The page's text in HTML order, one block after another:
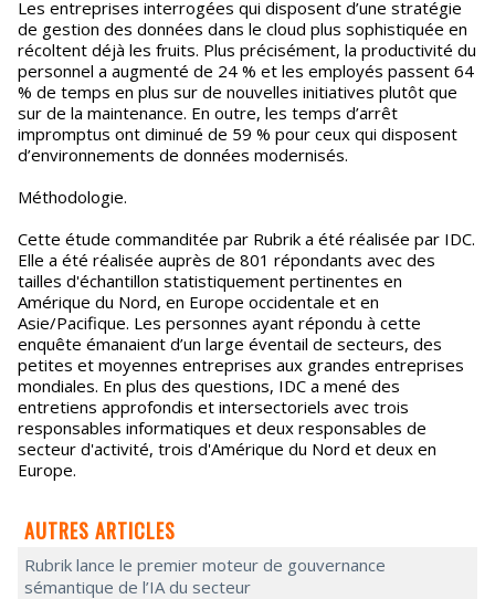
Les entreprises interrogées qui disposent d’une stratégie
de gestion des données dans le cloud plus sophistiquée en
récoltent déjà les fruits. Plus précisément, la productivité du
personnel a augmenté de 24 % et les employés passent 64
% de temps en plus sur de nouvelles initiatives plutôt que
sur de la maintenance. En outre, les temps d’arrêt
impromptus ont diminué de 59 % pour ceux qui disposent
d’environnements de données modernisés.
Méthodologie.
Cette étude commanditée par Rubrik a été réalisée par IDC.
Elle a été réalisée auprès de 801 répondants avec des
tailles d'échantillon statistiquement pertinentes en
Amérique du Nord, en Europe occidentale et en
Asie/Pacifique. Les personnes ayant répondu à cette
enquête émanaient d’un large éventail de secteurs, des
petites et moyennes entreprises aux grandes entreprises
mondiales. En plus des questions, IDC a mené des
entretiens approfondis et intersectoriels avec trois
responsables informatiques et deux responsables de
secteur d'activité, trois d'Amérique du Nord et deux en
Europe.
AUTRES ARTICLES
Rubrik lance le premier moteur de gouvernance
sémantique de l’IA du secteur